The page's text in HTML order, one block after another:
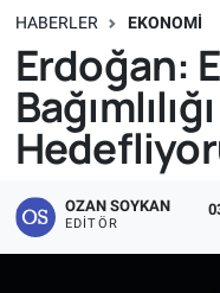
HABERLER EKONOMI
Erdoğan:
OZAN SOYKAN
EDITÖR
Süper Lig Puan
Tüm Manşetler
Son Dakika
Haber Arşivi